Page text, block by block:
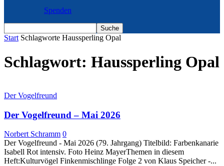
Spenden
Start Schlagworte Haussperling Opal
Schlagwort: Haussperling Opal
Der Vogelfreund
Der Vogelfreund – Mai 2026
Norbert Schramm 0
Der Vogelfreund - Mai 2026 (79. Jahrgang) Titelbild: Farbenkanarie
Isabell Rot intensiv. Foto Heinz MayerThemen in diesem
Heft:Kulturvögel Finkenmischlinge Folge 2 von Klaus Speicher -...